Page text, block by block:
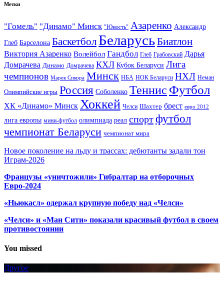
Метки
"Гомель" "Динамо" Минск "Юность" Азаренко Александр
Глеб Барселона Баскетбол БеларусьБиатлон
Виктория Азаренко Волейбол Гандбол Глеб Грабовский Дарья
Домрачева Динамо Домрачева КХЛ Кубок Беларуси Лига
чемпионов Марек Сикора Минск НБА НОК Беларуси НХЛ Неман
Олимпийские игры Россия Соболенко Теннис Футбол
ХК «Динамо» Минск Хоккей Челси Шахтер брест евро 2012
лига европы мини-футбол олимпиада реал спортфутбол
чемпионат Беларуси чемпионат мира
Новое поколение на льду и трассах: дебютанты задали тон
Играм-2026
Французы «уничтожили» Гибралтар на отборочных
Евро-2024
«Ньюкасл» одержал крупную победу над «Челси»
«Челси» и «Ман Сити» показали красивый футбол в своем
противостоянии
You missed
Другое